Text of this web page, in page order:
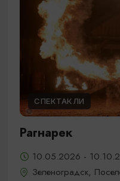
СПЕКТАКЛИ
Рагнарек
10.05.2026 -
Зеленоградск,